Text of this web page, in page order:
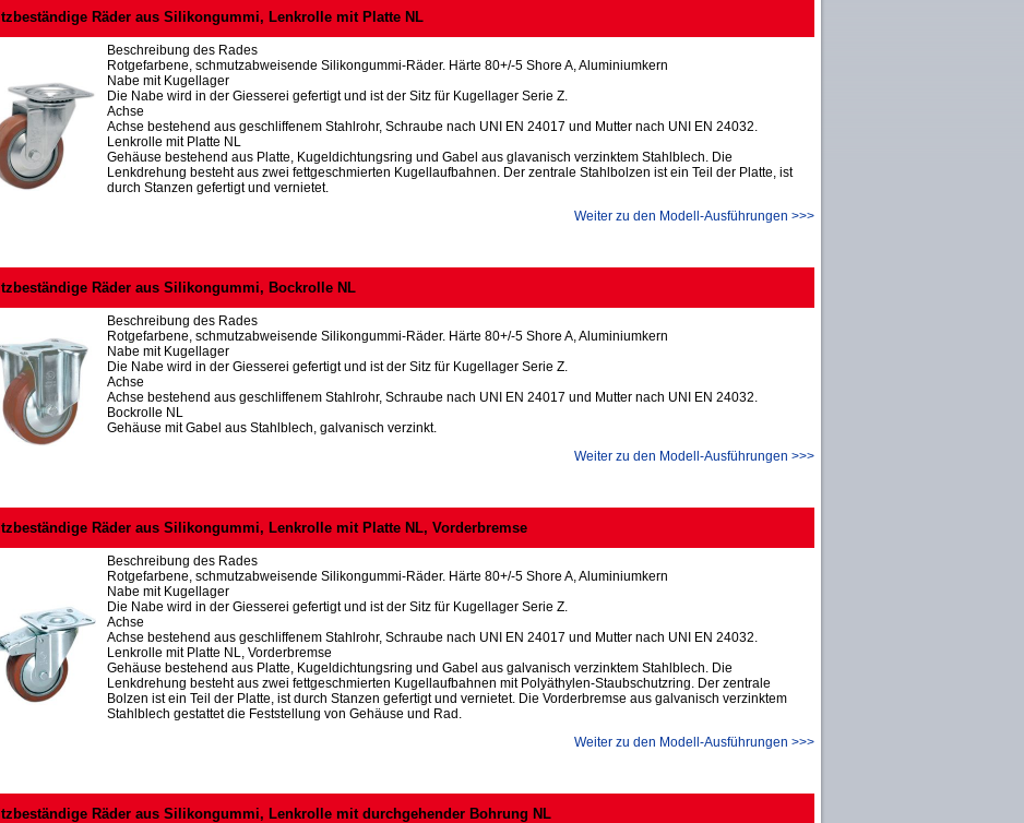
Räder aus Silikongummi, Lenkrolle mit Platte NL
Beschreibung des Rades
Rotgefarbene, schmutzabweisende Silikongummi-Räder. Härte 80+/-5 Shore A, Aluminiumkern
Nabe mit Kugellager
Die Nabe wird in der Giesserei gefertigt und ist der Sitz für Kugellager Serie Z.
Achse
Achse bestehend aus geschliffenem Stahlrohr, Schraube nach UNI EN 24017 und Mutter nach UNI EN 24032.
Lenkrolle mit Platte NL
Gehäuse bestehend aus Platte, Kugeldichtungsring und Gabel aus glavanisch verzinktem Stahlblech. Die
Lenkdrehung besteht aus zwei fettgeschmierten Kugellaufbahnen. Der zentrale Stahlbolzen ist ein Teil der Platte, ist
durch Stanzen gefertigt und vernietet.
Weiter zu den Modell-Ausführungen >>>
Räder aus Silikongummi, Bockrolle NL
Beschreibung des Rades
Rotgefarbene, schmutzabweisende Silikongummi-Räder. Härte 80+/-5 Shore A, Aluminiumkern
Nabe mit Kugellager
Die Nabe wird in der Giesserei gefertigt und ist der Sitz für Kugellager Serie Z.
Achse
Achse bestehend aus geschliffenem Stahlrohr, Schraube nach UNI EN 24017 und Mutter nach UNI EN 24032.
Bockrolle NL
Gehäuse mit Gabel aus Stahlblech, galvanisch verzinkt.
Weiter zu den Modell-Ausführungen >>>
Räder aus Silikongummi, Lenkrolle mit Platte NL, Vorderbremse
Beschreibung des Rades
Rotgefarbene, schmutzabweisende Silikongummi-Räder. Härte 80+/-5 Shore A, Aluminiumkern
Nabe mit Kugellager
Die Nabe wird in der Giesserei gefertigt und ist der Sitz für Kugellager Serie Z.
Achse
Achse bestehend aus geschliffenem Stahlrohr, Schraube nach UNI EN 24017 und Mutter nach UNI EN 24032.
Lenkrolle mit Platte NL, Vorderbremse
Gehäuse bestehend aus Platte, Kugeldichtungsring und Gabel aus galvanisch verzinktem Stahlblech. Die
Lenkdrehung besteht aus zwei fettgeschmierten Kugellaufbahnen mit Polyäthylen-Staubschutzring. Der zentrale
Bolzen ist ein Teil der Platte, ist durch Stanzen gefertigt und vernietet. Die Vorderbremse aus galvanisch verzinktem
Stahlblech gestattet die Feststellung von Gehäuse und Rad.
Weiter zu den Modell-Ausführungen >>>
Räder aus Silikongummi, Lenkrolle mit durchgehender Bohrung NL